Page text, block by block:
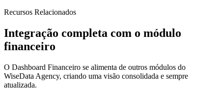
Recursos Relacionados
Integração completa com o módulo
financeiro
O Dashboard Financeiro se alimenta de outros módulos do
WiseData Agency, criando uma visão consolidada e sempre
atualizada.